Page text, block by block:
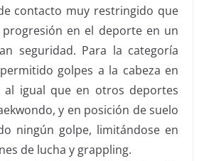
contacto muy restringido que
en el deporte en un
seguridad. Para la categoría
golpes a la cabeza en
al igual que en otros deportes
y en posición de suelo
ningún golpe, limitándose en
de lucha y grappling.